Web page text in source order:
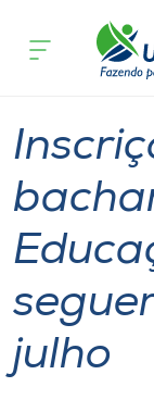
Cursos
Pesquisa
Atendimento
Portal de
A
acontece
julho